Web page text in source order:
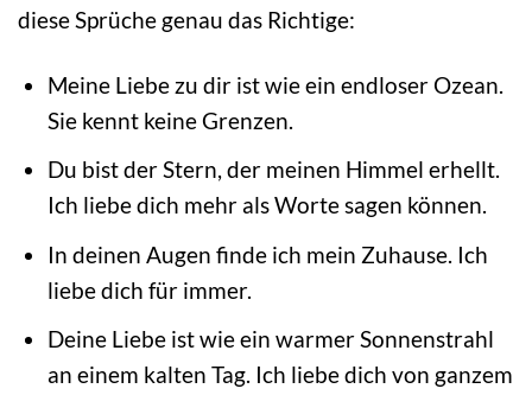
diese Sprüche genau das Richtige:
Meine Liebe zu dir ist wie ein endloser Ozean.
Sie kennt keine Grenzen.
Du bist der Stern, der meinen Himmel erhellt.
Ich liebe dich mehr als Worte sagen können.
In deinen Augen finde ich mein Zuhause. Ich
liebe dich für immer.
Deine Liebe ist wie ein warmer Sonnenstrahl
an einem kalten Tag. Ich liebe dich von ganzem